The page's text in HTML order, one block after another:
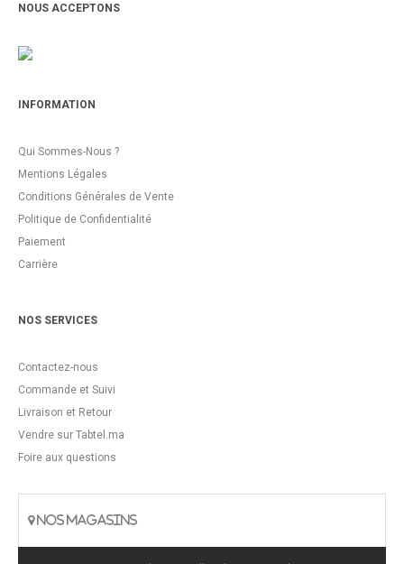
NOUS ACCEPTONS
INFORMATION
Qui Sommes-Nous ?
Mentions Légales
Conditions Générales de Vente
Politique de Confidentialité
Paiement
Carrière
NOS SERVICES
Contactez-nous
Commande et Suivi
Livraison et Retour
Vendre sur Tabtel.ma
Foire aux questions
NOS MAGASINS